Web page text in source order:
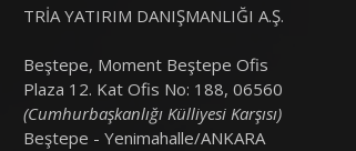
TRİA YATIRIM DANIŞMANLIĞI A.Ş.
Beştepe, Moment Beştepe Ofis
Plaza 12. Kat Ofis No: 188, 06560
(Cumhurbaşkanlığı Külliyesi Karşısı)
Beştepe - Yenimahalle/ANKARA